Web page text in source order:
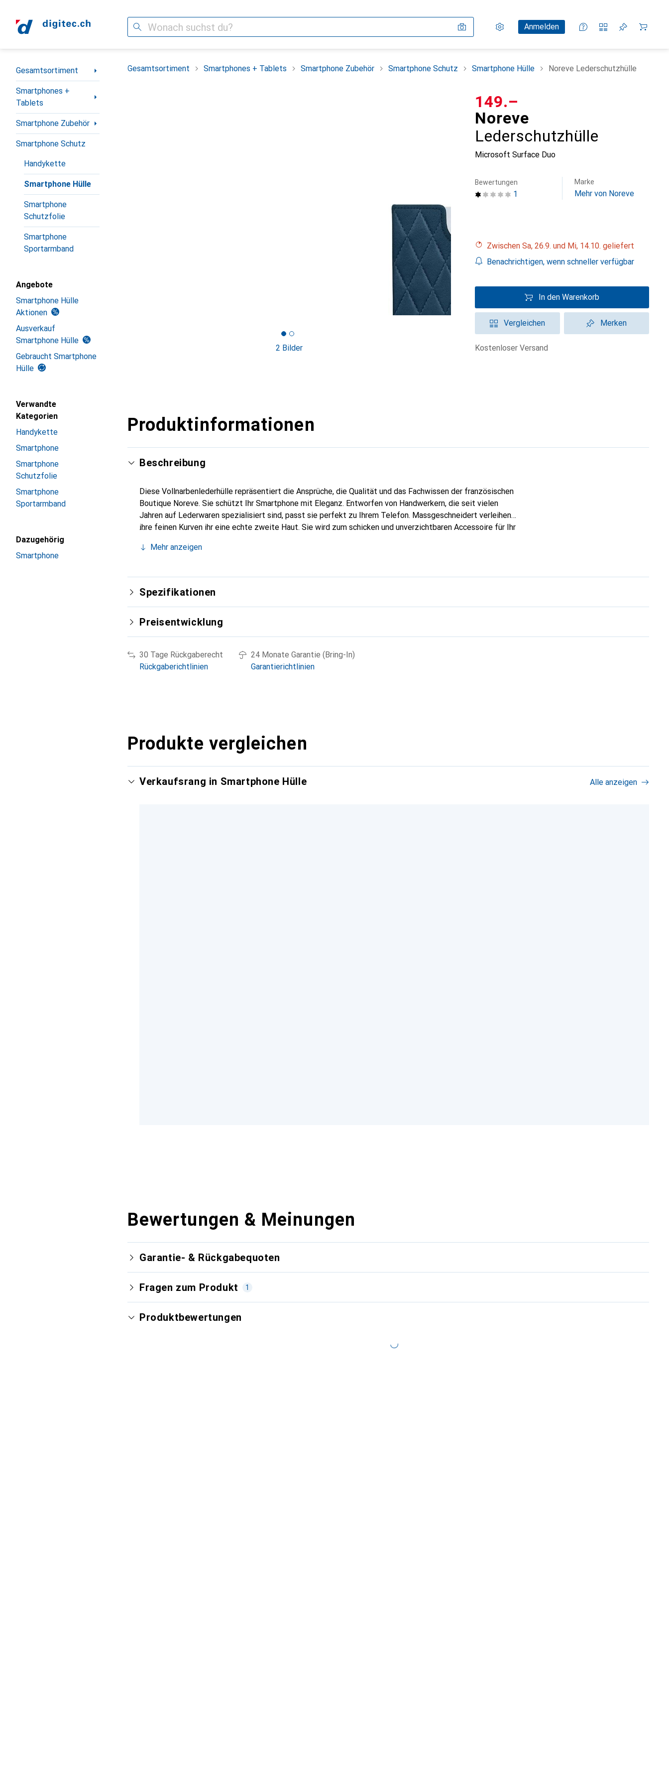
Suche Einstellungen
KundenkontoAnmelden
Vergleichslisten
Merklisten
Warenkorb
Navigation nach Kategorien
Gesamtsortiment
Smartphones +
Tablets
Smartphone Zubehör
Smartphone Schutz
Handykette
Smartphone Hülle
Smartphone
Schutzfolie
Smartphone
Sportarmband
Angebote
Smartphone Hülle
Aktionen
Ausverkauf
Smartphone Hülle
Gebraucht Smartphone
Hülle
Verwandte
Kategorien
Handykette
Smartphone
Smartphone
Schutzfolie
Smartphone
Sportarmband
Dazugehörig
Smartphone
Gesamtsortiment Smartphones + Tablets Smartphone Zubehör Smartphone Schutz Smartphone Hülle Noreve Lederschutzhülle
2 Bilder
Noreve
Lederschutzhülle
Microsoft Surface Duo
CHF
149.–
1
Bewertungen Marke
Mehr von Noreve
Zwischen Sa, 26.9. und Mi, 14.10. geliefert
Benachrichtigen, wenn schneller verfügbar
In den Warenkorb
Vergleichen Merken
kostenloser Versand
Produktinformationen
Beschreibung
Diese Vollnarbenlederhülle repräsentiert die Ansprüche, die Qualität und das Fachwissen der französischen
Boutique Noreve. Sie schützt Ihr Smartphone mit Eleganz. Entworfen von Handwerkern, die seit vielen
Jahren auf Lederwaren spezialisiert sind, passt sie perfekt zu Ihrem Telefon. Massgeschneidert verleihen
ihre feinen Kurven ihr eine echte zweite Haut. Sie wird zum schicken und unverzichtbaren Accessoire für Ihr
Wahl für eine anspruchsvolle Klientel.
Mehr anzeigen
Spezifikationen
Preisentwicklung
30 Tage Rückgaberecht
Rückgaberichtlinien
24 Monate Garantie (Bring-In)
Garantierichtlinien
Produkte vergleichen
Verkaufsrang in Smartphone Hülle Alle anzeigen
Bewertungen & Meinungen
Garantie- & Rückgabequoten
Fragen zum Produkt 1
Produktbewertungen